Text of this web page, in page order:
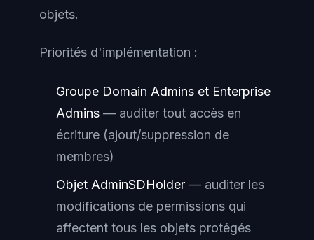
objets.
Priorités d'implémentation :
Groupe Domain Admins et Enterprise
Admins — auditer tout accès en
écriture (ajout/suppression de
membres)
Objet AdminSDHolder — auditer les
modifications de permissions qui
affectent tous les objets protégés